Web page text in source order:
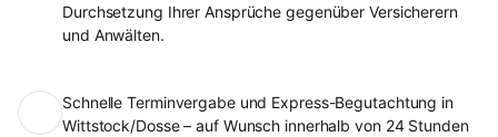
Durchsetzung Ihrer Ansprüche gegenüber Versicherern
und Anwälten.
Schnelle Terminvergabe und Express-Begutachtung in
Wittstock/Dosse – auf Wunsch innerhalb von 24 Stunden